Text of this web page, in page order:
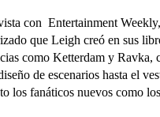
con Entertainment
que Leigh creó en sus
como Ketterdam y Ravka,
de escenarios hasta el
los fanáticos nuevos como